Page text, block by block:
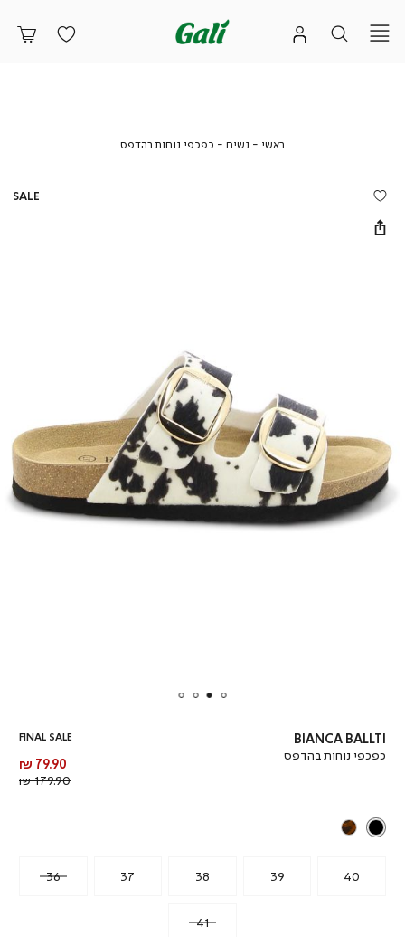
ראשי ראשינשים נשיםכפכפי נוחות בהדפסכפכפי
BIANCA BALLTI
כפכפי נוחות בהדפס
FINAL SALE
מחיר
מוצר
79.90 ₪
179.90 ₪
36 37 38 39 40
41
SALE